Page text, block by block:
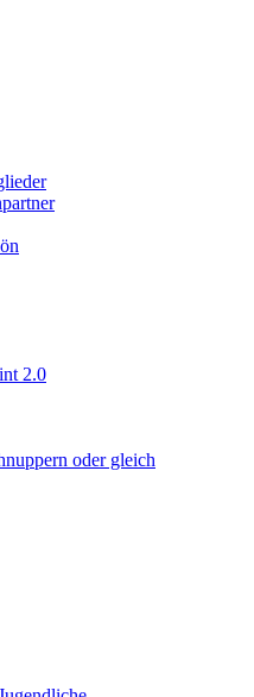
2.0
oder gleich